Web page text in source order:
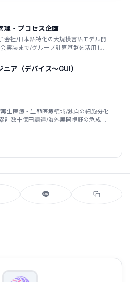
理・プロセス企画
会社/日本語特化の大規模言語モデル開
実装まで/グループ計算基盤を活用した
ア（デバイス～GUI）
生医療・生殖医療領域/独自の細胞分化
計数十億円調達/海外展開視野の急成長